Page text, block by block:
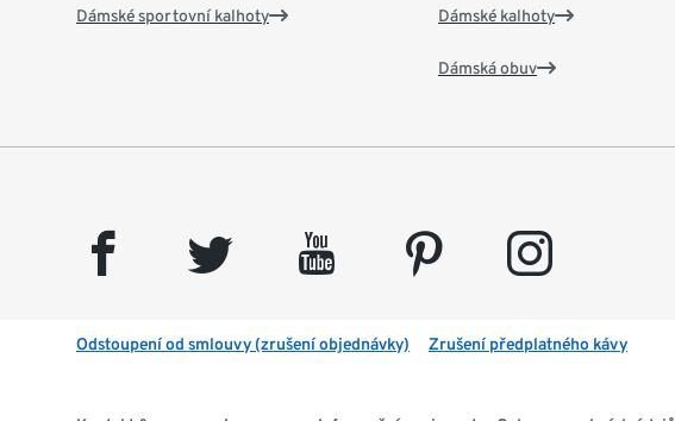
Dámské sportovní kalhoty Dámské kalhoty
Dámská obuv
facebook twitter youtube pinterest instagram
Odstoupení od smlouvy (zrušení objednávky) Zrušení předplatného kávy